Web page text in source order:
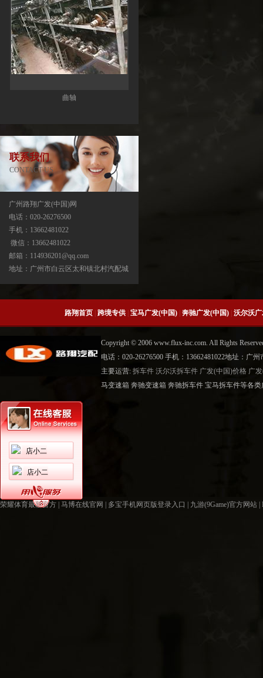
曲轴
宝马X3分动箱/器ATC13-ATC450-ATC45L-
宝马X5分动箱/器-ATC500-ATC700-
ATC45L-ATC450-ATC13
联系我们
CONTACT US
广州路翔广发(中国)网
电话：020-26276500
手机：13662481022
微信：13662481022
邮箱：114936201@qq.com
地址：广州市白云区太和镇北村汽配城
路翔首页 跨境专供 宝马广发(中国) 奔驰广发(中国) 沃尔沃
Copyright © 2006 www.flux-inc.com. All Rights
电话：020-26276500 手机：13662481022地址：广
主要运营: 拆车件 沃尔沃拆车件 广发(中国)价格 广
马变速箱 奔驰变速箱 奔驰拆车件 宝马拆车件等各
店小二
店小二
荣耀体育最新官方 马博在线官网 多宝手机网页版登录入口 九游(9Game)官方网站